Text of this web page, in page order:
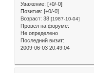
Уважение: [+0/-0]
Позитив: [+0/-0]
Возраст: 38 [1987-10-04]
Провел на форуме:
Не определено
Последний визит:
2009-06-03 20:49:04